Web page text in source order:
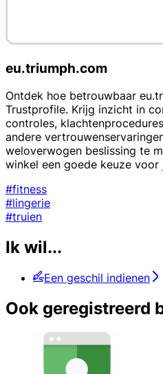
eu.triumph.com
Ontdek hoe betrouwbaar
Trustprofile. Krijg inzicht in
controles,
andere
weloverwogen beslissing te
winkel een goede keuze voor
#fitness
#lingerie
#truien
Ik wil...
Een geschil indienen
Ook geregistreerd